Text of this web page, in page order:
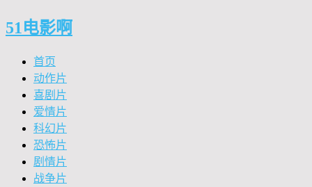
51电影啊
首页
动作片
喜剧片
爱情片
科幻片
恐怖片
剧情片
战争片